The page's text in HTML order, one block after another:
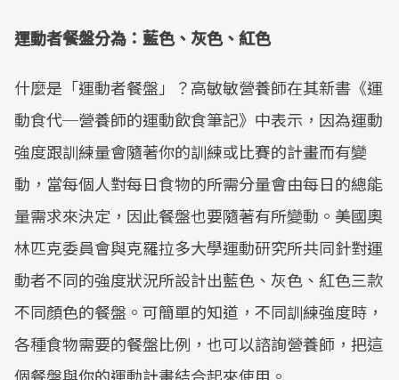
運動者餐盤分為：藍色、灰色、紅色
什麼是「運動者餐盤」？高敏敏營養師在其新書《運
動食代─營養師的運動飲食筆記》中表示，因為運動
強度跟訓練量會隨著你的訓練或比賽的計畫而有變
動，當每個人對每日食物的所需分量會由每日的總能
量需求來決定，因此餐盤也要隨著有所變動。美國奧
林匹克委員會與克羅拉多大學運動研究所共同針對運
動者不同的強度狀況所設計出藍色、灰色、紅色三款
不同顏色的餐盤。可簡單的知道，不同訓練強度時，
各種食物需要的餐盤比例，也可以諮詢營養師，把這